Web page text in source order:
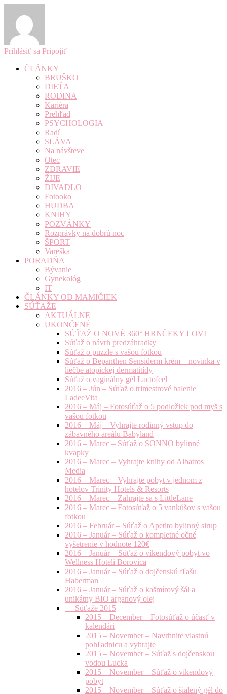
Prihlásiť sa Pripojiť
ČLÁNKY
BRUŠKO
DIEŤA
RODINA
Kariéra
Prehľad
PSYCHOLOGIA
Radí
SLÁVA
Na návšteve
Otec
ZDRAVIE
ŽIJE
DIVADLO
Fotooko
HUDBA
KNIHY
POZVÁNKY
Rozprávky na dobrú noc
ŠPORT
Vareška
PORADŇA
Bývanie
Gynekológ
IT
ČLÁNKY OD MAMIČIEK
SÚŤAŽE
AKTUÁLNE
UKONČENÉ
SÚŤAŽ O NOVÉ 360° HRNČEKY LOVI
Súťaž o návrh predzáhradky
Súťaž o puzzle s vašou fotkou
Súťaž o Bepanthen Sensiderm krém – novinka v
liečbe atopickej dermatitídy
Súťaž o vaginálny gél Lactofeel
2016 – Jún – Súťaž o trimestrové balenie
LadeeVita
2016 – Máj – Fotosúťaž o 5 podložiek pod myš s
vašou fotkou
2016 – Máj – Vyhrajte rodinný vstup do
zábavného areálu Babyland
2016 – Marec – Súťaž o SONNO bylinné
kvapky
2016 – Marec – Vyhrajte knihy od Albatros
Media
2016 – Marec – Vyhrajte pobyt v jednom z
hotelov Trinity Hotels & Resorts
2016 – Marec – Zahrajte sa s LittleLane
2016 – Marec – Fotosúťaž o 5 vankúšov s vašou
fotkou
2016 – Február – Súťaž o Apetito bylinný sirup
2016 – Január – Súťaž o kompletné očné
vyšetrenie v hodnote 120€
2016 – Január – Súťaž o víkendový pobyt vo
Wellness Hoteli Borovica
2016 – Január – Súťaž o dojčenskú fľašu
Haberman
2016 – Január – Súťaž o kašmírový šál a
unikátny BIO arganový olej
— Súťaže 2015
2015 – December – Fotosúťaž o účasť v
kalendári
2015 – November – Navrhnite vlastnú
pohľadnicu a vyhrajte
2015 – November – Súťaž s dojčenskou
vodou Lucka
2015 – November – Súťaž o víkendový
pobyt
2015 – November – Súťaž o šialený gél do